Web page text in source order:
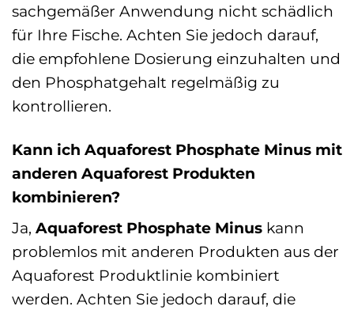
sachgemäßer Anwendung nicht schädlich
für Ihre Fische. Achten Sie jedoch darauf,
die empfohlene Dosierung einzuhalten und
den Phosphatgehalt regelmäßig zu
kontrollieren.
Kann ich Aquaforest Phosphate Minus mit
anderen Aquaforest Produkten
kombinieren?
Ja, Aquaforest Phosphate Minus kann
problemlos mit anderen Produkten aus der
Aquaforest Produktlinie kombiniert
werden. Achten Sie jedoch darauf, die